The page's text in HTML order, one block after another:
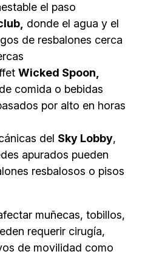
el paso
donde el agua y el
de resbalones cerca
Wicked Spoon,
comida o bebidas
por alto en horas
del Sky Lobby,
apurados pueden
resbalosos o pisos
muñecas, tobillos,
requerir cirugía,
de movilidad como